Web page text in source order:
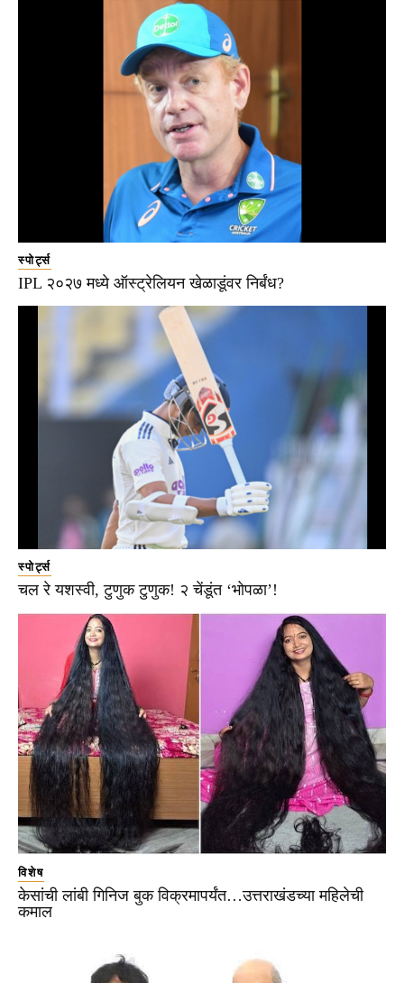
स्पोर्ट्स
IPL २०२७ मध्ये ऑस्ट्रेलियन खेळाडूंवर निर्बंध?
स्पोर्ट्स
चल रे यशस्वी, टुणुक टुणुक! २ चेंडूंत ‘भोपळा’!
विशेष
केसांची लांबी गिनिज बुक विक्रमापर्यंत…उत्तराखंडच्या महिलेची
कमाल